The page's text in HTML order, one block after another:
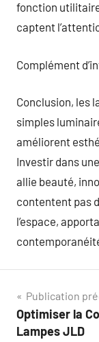
fonction
captent
Complément
Conclusion, les
simples
améliorent
Investir dans
allie beauté,
contentent pas
l’espace,
de
Publication
Optimiser la
Lampes JLD